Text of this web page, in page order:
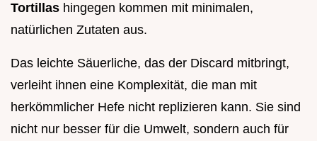
Tortillas hingegen kommen mit minimalen,
natürlichen Zutaten aus.
Das leichte Säuerliche, das der Discard mitbringt,
verleiht ihnen eine Komplexität, die man mit
herkömmlicher Hefe nicht replizieren kann. Sie sind
nicht nur besser für die Umwelt, sondern auch für